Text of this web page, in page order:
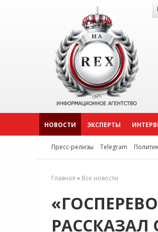
НОВОСТИ ЭКСПЕРТЫ
Пресс-релизы Telegram
Главная » Все новости
РАССКАЗАЛ